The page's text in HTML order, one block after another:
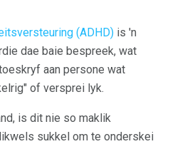
(ADHD) is 'n
dae baie bespreek, wat
aan persone wat
of versprei lyk.
is dit nie so maklik
sukkel om te onderskei